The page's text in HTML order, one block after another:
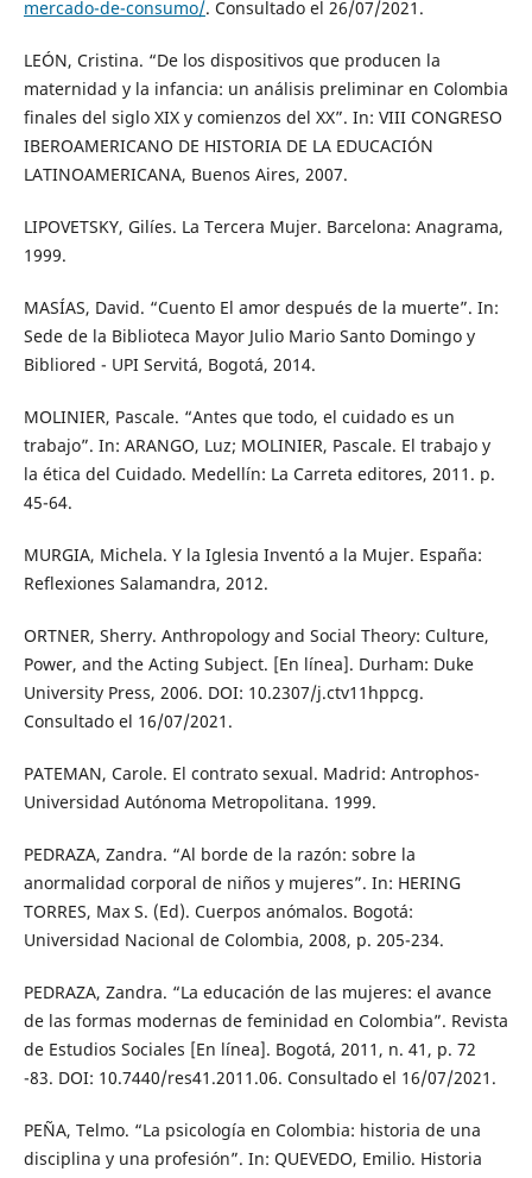
mercado-de-consumo/. Consultado el 26/07/2021.
LEÓN, Cristina. “De los dispositivos que producen la
maternidad y la infancia: un análisis preliminar en Colombia
finales del siglo XIX y comienzos del XX”. In: VIII CONGRESO
IBEROAMERICANO DE HISTORIA DE LA EDUCACIÓN
LATINOAMERICANA, Buenos Aires, 2007.
LIPOVETSKY, Gilíes. La Tercera Mujer. Barcelona: Anagrama,
1999.
MASÍAS, David. “Cuento El amor después de la muerte”. In:
Sede de la Biblioteca Mayor Julio Mario Santo Domingo y
Bibliored - UPI Servitá, Bogotá, 2014.
MOLINIER, Pascale. “Antes que todo, el cuidado es un
trabajo”. In: ARANGO, Luz; MOLINIER, Pascale. El trabajo y
la ética del Cuidado. Medellín: La Carreta editores, 2011. p.
45-64.
MURGIA, Michela. Y la Iglesia Inventó a la Mujer. España:
Reflexiones Salamandra, 2012.
ORTNER, Sherry. Anthropology and Social Theory: Culture,
Power, and the Acting Subject. [En línea]. Durham: Duke
University Press, 2006. DOI: 10.2307/j.ctv11hppcg.
Consultado el 16/07/2021.
PATEMAN, Carole. El contrato sexual. Madrid: Antrophos-
Universidad Autónoma Metropolitana. 1999.
PEDRAZA, Zandra. “Al borde de la razón: sobre la
anormalidad corporal de niños y mujeres”. In: HERING
TORRES, Max S. (Ed). Cuerpos anómalos. Bogotá:
Universidad Nacional de Colombia, 2008, p. 205-234.
PEDRAZA, Zandra. “La educación de las mujeres: el avance
de las formas modernas de feminidad en Colombia”. Revista
de Estudios Sociales [En línea]. Bogotá, 2011, n. 41, p. 72
-83. DOI: 10.7440/res41.2011.06. Consultado el 16/07/2021.
PEÑA, Telmo. “La psicología en Colombia: historia de una
disciplina y una profesión”. In: QUEVEDO, Emilio. Historia